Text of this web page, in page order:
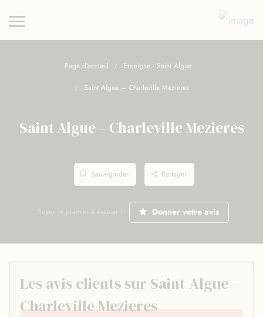
Page d'accueil Enseigne - Saint Algue
Saint Algue – Charleville Mezieres
Saint Algue – Charleville Mezieres
Sauvegarder Partager
Soyez le premier à évaluer ! Donner votre avis
Les avis clients sur Saint Algue –
Charleville Mezieres